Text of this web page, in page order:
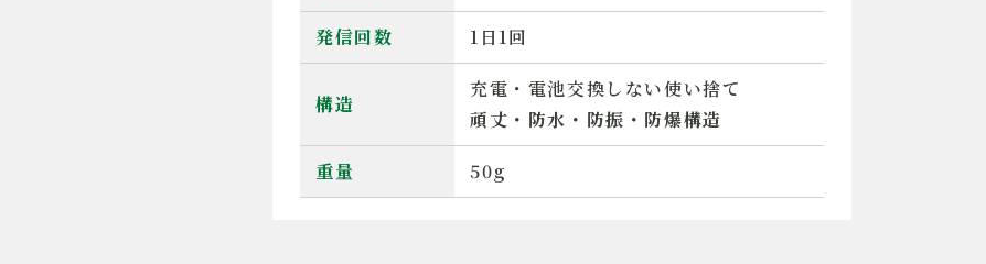
発信回数 1日1回
構造
充電・電池交換しない使い捨て
頑丈・防水・防振・防爆構造
重量 50g